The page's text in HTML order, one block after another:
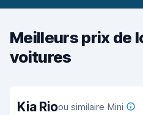
Meilleurs prix de
voitures
Kia Rioou similaire Mini